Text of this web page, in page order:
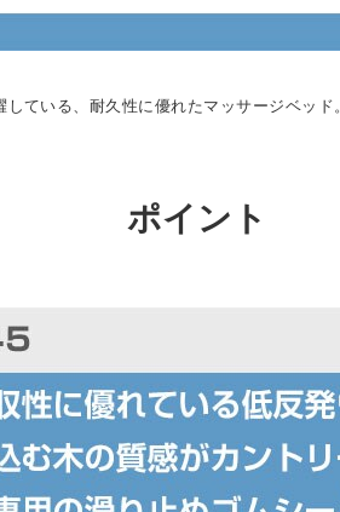
ている、耐久性に優れたマッサージベッ
ポイント